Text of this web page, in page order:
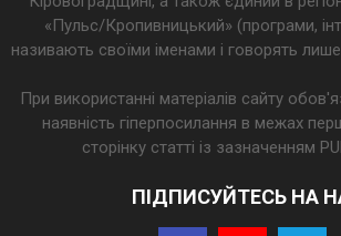
«Пульс/Кропивницький» (програми,
називають своїми іменами і говорять
При використанні матеріалів сайту
наявність гіперпосилання в межах
сторінку статті із зазначенням
ПІДПИСУЙТЕСЬ НА